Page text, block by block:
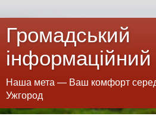
Громадський
Наша мета — Ваш комфорт серед
Ужгород